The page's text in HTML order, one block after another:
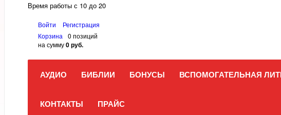
Время работы с 10 до 20
Войти
Регистрация
Корзина
0 позиций
на сумму0 руб.
АУДИО БИБЛИИ БОНУСЫ ВСПОМОГАТЕЛЬНАЯ
КОНТАКТЫ ПРАЙС